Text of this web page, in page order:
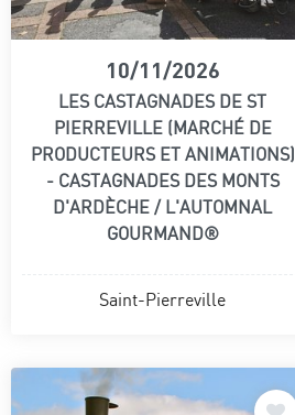
10/11/2026
LES CASTAGNADES DE ST
PIERREVILLE (MARCHÉ DE
PRODUCTEURS ET ANIMATIONS)
- CASTAGNADES DES MONTS
D'ARDÈCHE / L'AUTOMNAL
GOURMAND®
Saint-Pierreville